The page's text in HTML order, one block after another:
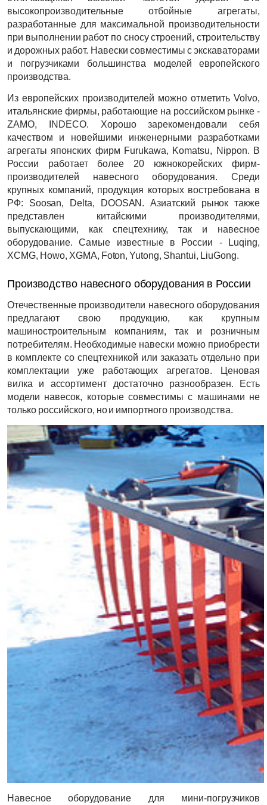
высокопроизводительные отбойные агрегаты,
разработанные для максимальной производительности
при выполнении работ по сносу строений, строительству
и дорожных работ. Навески совместимы с экскаваторами
и погрузчиками большинства моделей европейского
производства.
Из европейских производителей можно отметить Volvo,
итальянские фирмы, работающие на российском рынке -
ZAMO, INDECO. Хорошо зарекомендовали себя
качеством и новейшими инженерными разработками
агрегаты японских фирм Furukawa, Komatsu, Nippon. В
России работает более 20 южнокорейских фирм-
производителей навесного оборудования. Среди
крупных компаний, продукция которых востребована в
РФ: Soosan, Delta, DOOSAN. Азиатский рынок также
представлен китайскими производителями,
выпускающими, как спецтехнику, так и навесное
оборудование. Самые известные в России - Luqing,
XCMG, Howo, XGMA, Foton, Yutong, Shantui, LiuGong.
Производство навесного оборудования в России
Отечественные производители навесного оборудования
предлагают свою продукцию, как крупным
машиностроительным компаниям, так и розничным
потребителям. Необходимые навески можно приобрести
в комплекте со спецтехникой или заказать отдельно при
комплектации уже работающих агрегатов. Ценовая
вилка и ассортимент достаточно разнообразен. Есть
модели навесок, которые совместимы с машинами не
только российского, но и импортного производства.
Навесное оборудование для мини-погрузчиков